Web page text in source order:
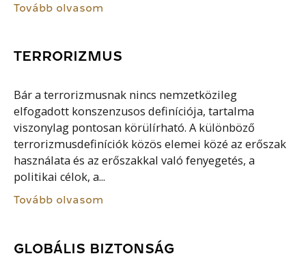
Tovább olvasom
TERRORIZMUS
Bár a terrorizmusnak nincs nemzetközileg
elfogadott konszenzusos definíciója, tartalma
viszonylag pontosan körülírható. A különböző
terrorizmusdefiníciók közös elemei közé az erőszak
használata és az erőszakkal való fenyegetés, a
politikai célok, a...
Tovább olvasom
GLOBÁLIS BIZTONSÁG